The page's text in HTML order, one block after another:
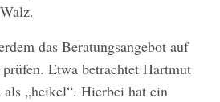
das Beratungsangebot auf
Etwa betrachtet Hartmut
„heikel“. Hierbei hat ein